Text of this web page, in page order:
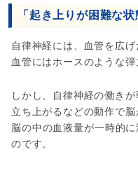
「起き上りが困難な
自律神経には、血管を広
血管にはホースのような弾
しかし、自律神経の働きが
立ち上がるなどの動作で脳
脳の中の血液量が一時的
のです。